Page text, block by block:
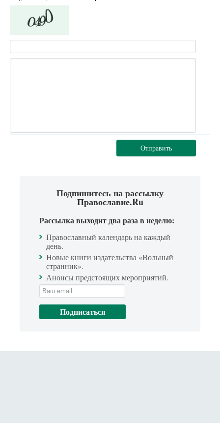
Отправить
Подпишитесь на рассылку
Православие.Ru
Рассылка выходит два раза в неделю:
Православный календарь на каждый
день.
Новые книги издательства «Вольный
странник».
Анонсы предстоящих мероприятий.